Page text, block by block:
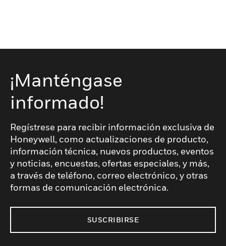
¡Manténgase
informado!
Regístrese para recibir información exclusiva de
Honeywell, como actualizaciones de producto,
información técnica, nuevos productos, eventos
y noticias, encuestas, ofertas especiales, y más,
a través de teléfono, correo electrónico, y otras
formas de comunicación electrónica.
SUSCRIBIRSE